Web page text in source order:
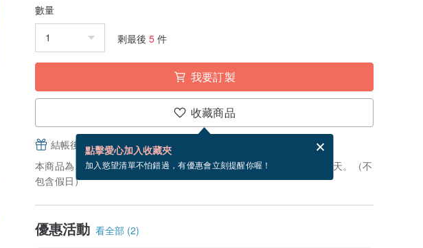
數量
剩最後 5 件
我要訂製
收藏商品
點擊愛心加入收藏夾
加入慾望清單不怕錯過，有優惠會立刻提醒你喔！
結帳後填寫並分享，免費幫你寄送電子賀卡。
電子賀卡是什麼？
本商品為「接單訂製」。付款後，從開始製作到寄出商品為 3 個工作天。（不
包含假日）
優惠活動 看全部 (2)